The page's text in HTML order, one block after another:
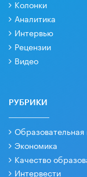
Колонки
Аналитика
Интервью
Рецензии
Видео
РУБРИКИ
Образовательная
Экономика
Качество
Интервести